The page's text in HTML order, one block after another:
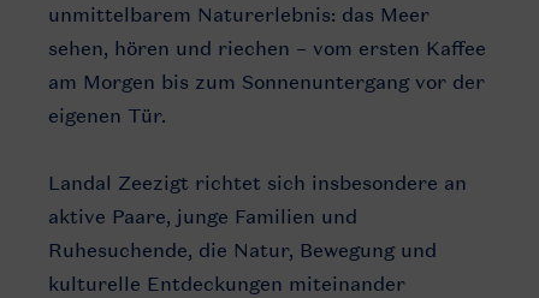
unmittelbarem Naturerlebnis: das Meer
sehen, hören und riechen – vom ersten Kaffee
am Morgen bis zum Sonnenuntergang vor der
eigenen Tür.
Landal Zeezigt richtet sich insbesondere an
aktive Paare, junge Familien und
Ruhesuchende, die Natur, Bewegung und
kulturelle Entdeckungen miteinander